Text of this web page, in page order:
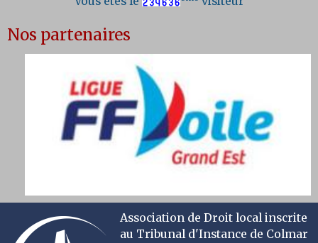
Nos partenaires
Association de Droit local inscrite
au Tribunal d'Instance de Colmar